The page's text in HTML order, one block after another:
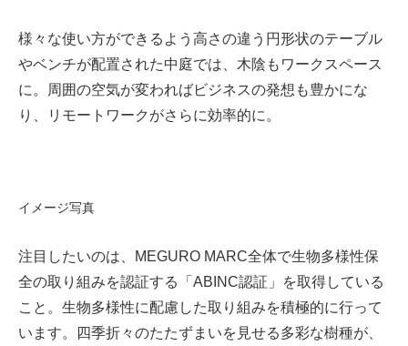
様々な使い方ができるよう高さの違う円形状のテーブル
やベンチが配置された中庭では、木陰もワークスペース
に。周囲の空気が変わればビジネスの発想も豊かにな
り、リモートワークがさらに効率的に。
イメージ写真
注目したいのは、MEGURO MARC全体で生物多様性保
全の取り組みを認証する「ABINC認証」を取得している
こと。生物多様性に配慮した取り組みを積極的に行って
います。四季折々のたたずまいを見せる多彩な樹種が、